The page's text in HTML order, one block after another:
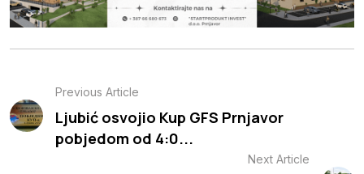
Previous Article
Ljubić osvojio Kup GFS Prnjavor
pobjedom od 4:0...
Next Article